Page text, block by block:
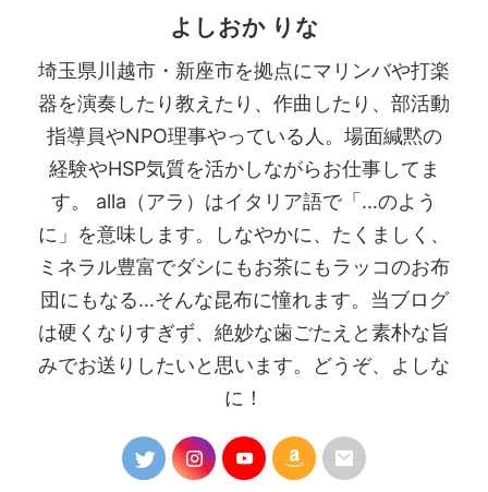
よしおか りな
埼玉県川越市・新座市を拠点にマリンバや打楽
器を演奏したり教えたり、作曲したり、部活動
指導員やNPO理事やっている人。場面緘黙の
経験やHSP気質を活かしながらお仕事してま
す。 alla（アラ）はイタリア語で「…のよう
に」を意味します。しなやかに、たくましく、
ミネラル豊富でダシにもお茶にもラッコのお布
団にもなる…そんな昆布に憧れます。当ブログ
は硬くなりすぎず、絶妙な歯ごたえと素朴な旨
みでお送りしたいと思います。どうぞ、よしな
に！